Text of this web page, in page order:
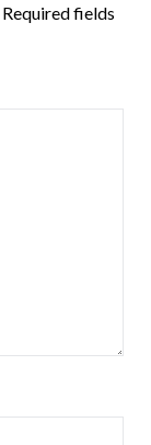
Required fields